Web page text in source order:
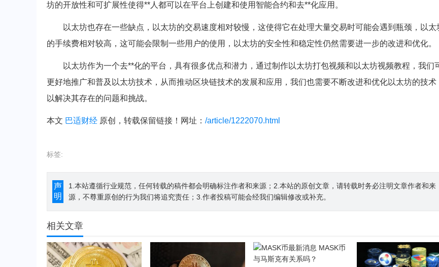
坊的开放性和可扩展性使得**人都可以在平台上创建和使用智能合约和去**化应用。
以太坊也存在一些缺点，以太坊的交易速度相对较慢，这使得它在处理大量交易时可能会遇到瓶颈，以太
的手续费相对较高，这可能会限制一些用户的使用，以太坊的安全性和稳定性仍然需要进一步的改进和优化。
以太坊作为一个去**化的平台，具有很多优点和潜力，通过制作以太坊打包视频和以太坊视频教程，我们
更好地推广和普及以太坊技术，从而推动区块链技术的发展和应用，我们也需要不断改进和优化以太坊的技术
以解决其存在的问题和挑战。
本文 巴适财经 原创，转载保留链接！网址： /article/1222070.html
标签:
声
明
1.本站遵循行业规范，任何转载的稿件都会明确标注作者和来源；2.本站的原创文章，请转载时务必注明文章作者和来
源，不尊重原创的行为我们将追究责任；3.作者投稿可能会经我们编辑修改或补充。
相关文章